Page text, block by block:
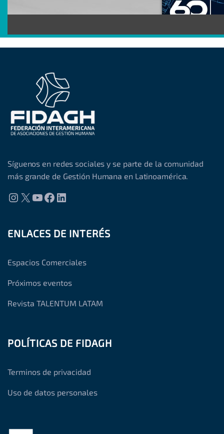
Síguenos en redes sociales y se parte de la comunidad
más grande de Gestión Humana en Latinoamérica.
Instagram
X YouTube
Facebook
LinkedIn
ENLACES DE INTERÉS
Espacios Comerciales
Próximos eventos
Revista TALENTUM LATAM
POLÍTICAS DE FIDAGH
Terminos de privacidad
Uso de datos personales